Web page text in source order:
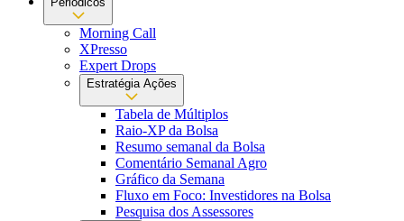
Morning Call
XPresso
Expert Drops
Estratégia Ações
Tabela de Múltiplos
Raio-XP da Bolsa
Resumo semanal da Bolsa
Comentário Semanal Agro
Gráfico da Semana
Fluxo em Foco: Investidores na Bolsa
Pesquisa dos Assessores